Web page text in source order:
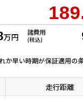
万円 諸費用
(税込)
早い時期が保証適用の
走行距離